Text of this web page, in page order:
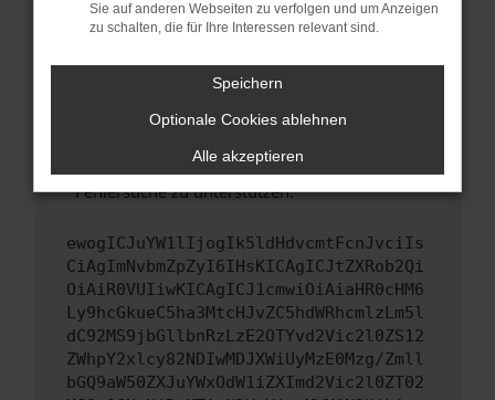
führen, dass bestimmte Funktionen nicht mehr
unterstützt werden.
Wende dich an den Webseitenbetreiber.
Wenn du alle oben genannten Schritte versucht
hast, kontaktiere uns bitte. Wir werden
uns diesen Text schicken, um uns bei der
Fehlersuche zu unterstützen:
ewogICJuYW1lIjogIk5ldHdvcmtFcnJvciIs
CiAgImNvbmZpZyI6IHsKICAgICJtZXRob2Qi
OiAiR0VUIiwKICAgICJ1cmwiOiAiaHR0cHM6
Ly9hcGkueC5ha3MtcHJvZC5hdWRhcmlzLm5l
dC92MS9jbGllbnRzLzE2OTYvd2Vic2l0ZS12
ZWhpY2xlcy82NDIwMDJXWiUyMzE0Mzg/Zmll
bGQ9aW50ZXJuYWxOdW1iZXImd2Vic2l0ZT02
Sie auf anderen Webseiten zu verfolgen und um Anzeigen
zu schalten, die für Ihre Interessen relevant sind.
Speichern
Optionale Cookies ablehnen
Alle akzeptieren